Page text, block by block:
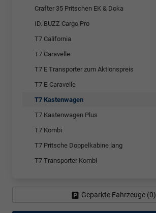
Crafter 35 Pritschen EK & Doka
ID. BUZZ Cargo Pro
T7 California
T7 Caravelle
T7 E Transporter zum Aktionspreis
T7 E-Caravelle
T7 Kastenwagen
T7 Kastenwagen Plus
T7 Kombi
T7 Pritsche Doppelkabine lang
T7 Transporter Kombi
Geparkte Fahrzeuge (0)